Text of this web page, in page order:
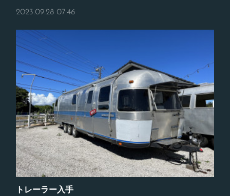
2023.09.28 07:46
トレーラー入手